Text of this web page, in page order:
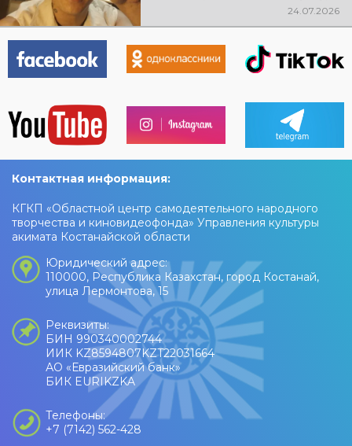
@xcialem
24.07.2026
Контактная информация:
КГКП «Областной центр самодеятельного народного
творчества и киновидеофонда» Управления культуры
акимата Костанайской области
Юридический адрес:
110000, Республика Казахстан, город Костанай,
улица Лермонтова, 15
Реквизиты:
БИН 990340002744
ИИК KZ8594807KZT22031664
АО «Евразийский банк»
БИК EURIKZKA
Телефоны:
+7 (7142) 562-428